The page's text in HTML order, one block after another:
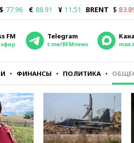
$ 77.96 € 88.91 ¥ 11.51 BRENT $
FM Telegram
t.me/BFMnews
ФИНАНСЫ ПОЛИТИКА